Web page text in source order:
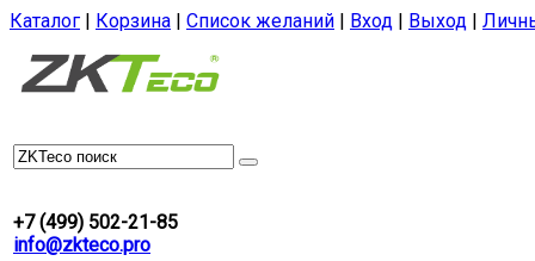
Каталог | Корзина | Список желаний | Вход | Выход |
+7 (499) 502-21-85
info@zkteco.pro